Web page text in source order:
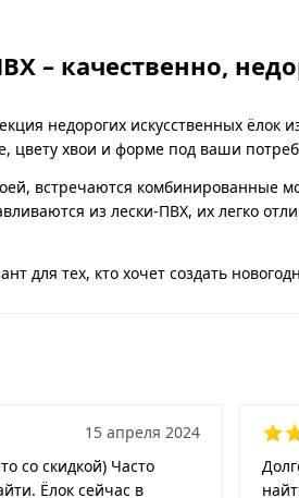
– качественно,
недорогих искусственных
цвету хвои и форме под ваши
встречаются комбинированные
из лески-ПВХ, их легко
для тех, кто хочет создать
15 апреля 2024
со скидкой) Часто
Ёлок сейчас в